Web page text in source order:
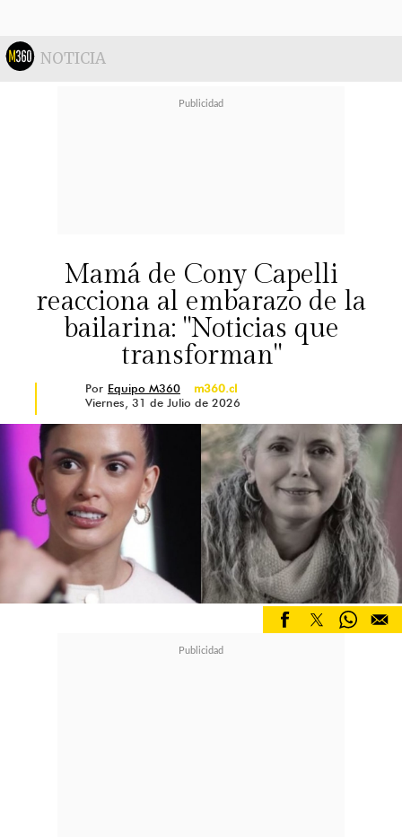
NOTICIA
Mamá de Cony Capelli
reacciona al embarazo de la
bailarina: "Noticias que
transforman"
Por Equipo M360
m360.cl
Viernes, 31 de Julio de 2026